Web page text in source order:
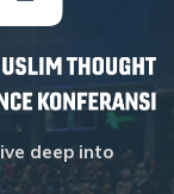
deep into